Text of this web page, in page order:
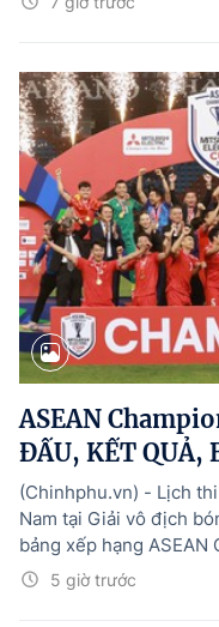
ASEAN
ĐẤU, KẾT QUẢ,
5 giờ trước
(Chinhphu.vn) - Lịch
Nam tại Giải vô địch
bảng xếp hạng ASEAN